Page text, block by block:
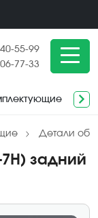
55-99
77-33
Детали
7H) задний